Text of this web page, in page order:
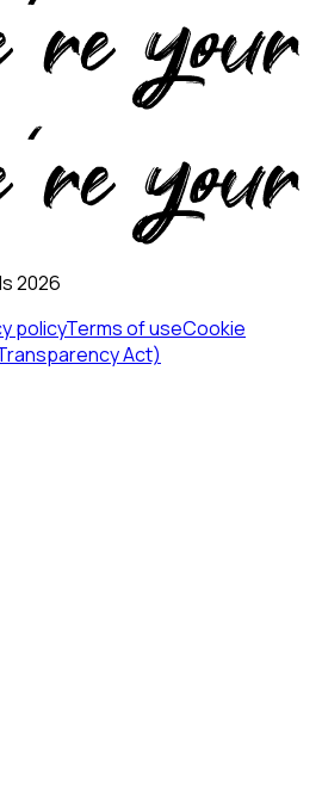
2026
policyTerms of useCookie
Act)